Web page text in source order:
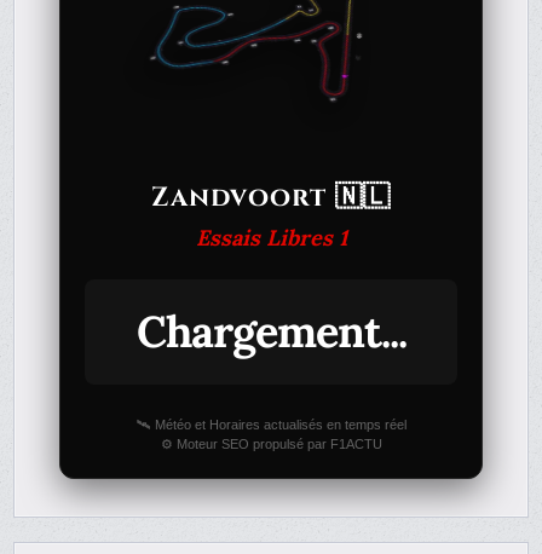
Zandvoort 🇳🇱
Essais Libres 1
Chargement...
🛰️ Météo et Horaires actualisés en temps réel
⚙️ Moteur SEO propulsé par F1ACTU